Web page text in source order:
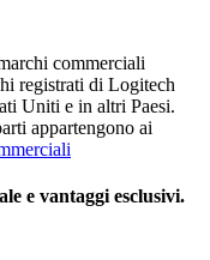
commerciali
registrati di Logitech
Uniti e in altri Paesi.
appartengono ai
e vantaggi esclusivi.